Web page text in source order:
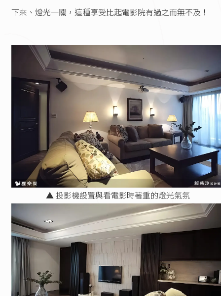
下來、燈光一關，這種享受比起電影院有過之而無不及！
▲ 投影機設置與看電影時著重的燈光氣氛